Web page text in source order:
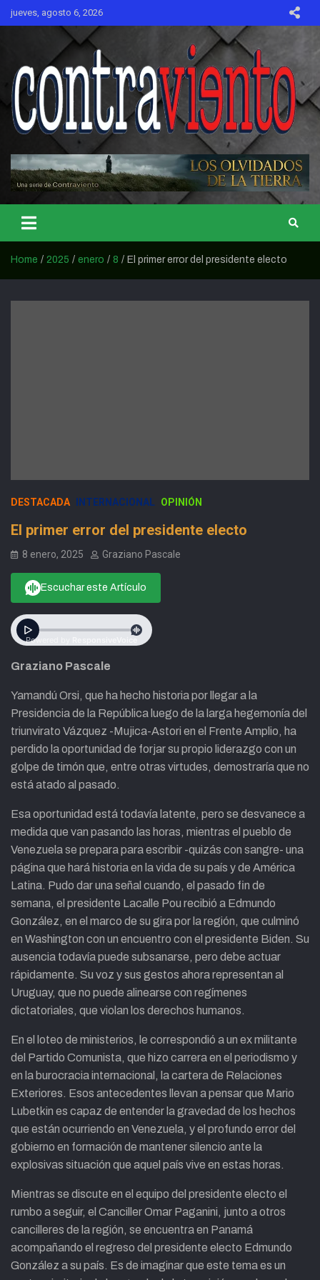
Skip
jueves, agosto 6, 2026
CONTRAVIENTO
Home 2025 enero 8 El primer error del presidente electo
DESTACADA INTERNACIONAL OPINIÓN
El primer error del presidente electo
8 enero, 2025 Graziano Pascale
Escuchar este Artículo
Graziano Pascale
Yamandú Orsi, que ha hecho historia por llegar a la
Presidencia de la República luego de la larga hegemonía del
triunvirato Vázquez -Mujica-Astori en el Frente Amplio, ha
perdido la oportunidad de forjar su propio liderazgo con un
golpe de timón que, entre otras virtudes, demostraría que no
está atado al pasado.
Esa oportunidad está todavía latente, pero se desvanece a
medida que van pasando las horas, mientras el pueblo de
Venezuela se prepara para escribir -quizás con sangre- una
página que hará historia en la vida de su país y de América
Latina. Pudo dar una señal cuando, el pasado fin de
semana, el presidente Lacalle Pou recibió a Edmundo
González, en el marco de su gira por la región, que culminó
en Washington con un encuentro con el presidente Biden. Su
ausencia todavía puede subsanarse, pero debe actuar
rápidamente. Su voz y sus gestos ahora representan al
Uruguay, que no puede alinearse con regímenes
dictatoriales, que violan los derechos humanos.
En el loteo de ministerios, le correspondió a un ex militante
del Partido Comunista, que hizo carrera en el periodismo y
en la burocracia internacional, la cartera de Relaciones
Exteriores. Esos antecedentes llevan a pensar que Mario
Lubetkin es capaz de entender la gravedad de los hechos
que están ocurriendo en Venezuela, y el profundo error del
gobierno en formación de mantener silencio ante la
explosivas situación que aquel país vive en estas horas.
Mientras se discute en el equipo del presidente electo el
rumbo a seguir, el Canciller Omar Paganini, junto a otros
cancilleres de la región, se encuentra en Panamá
acompañando el regreso del presidente electo Edmundo
González a su país. Es de imaginar que este tema es un